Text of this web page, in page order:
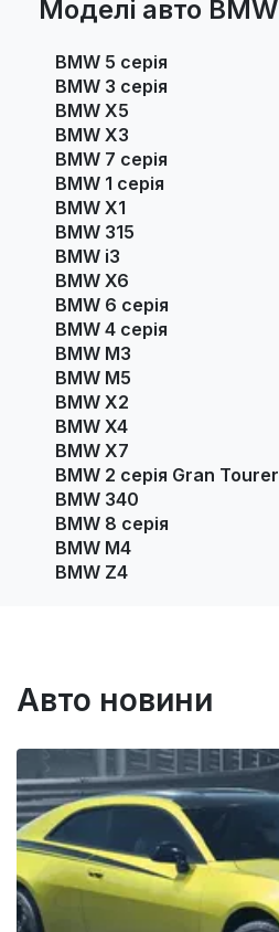
Моделі авто BMW
BMW 5 серія
BMW 3 серія
BMW X5
BMW X3
BMW 7 серія
BMW 1 серія
BMW X1
BMW 315
BMW i3
BMW X6
BMW 6 серія
BMW 4 серія
BMW M3
BMW M5
BMW X2
BMW X4
BMW X7
BMW 2 серія Gran Tourer
BMW 340
BMW 8 серія
BMW M4
BMW Z4
Авто новини